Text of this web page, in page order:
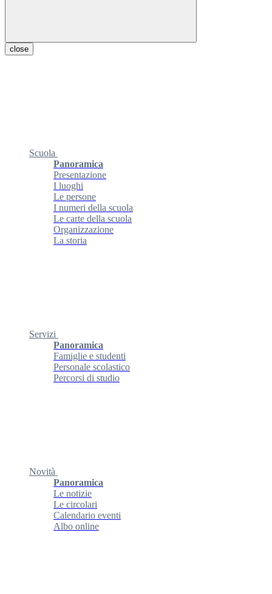
close
Scuola
Panoramica
Presentazione
I luoghi
Le persone
I numeri della scuola
Le carte della scuola
Organizzazione
La storia
Servizi
Panoramica
Famiglie e studenti
Personale scolastico
Percorsi di studio
Novità
Panoramica
Le notizie
Le circolari
Calendario eventi
Albo online